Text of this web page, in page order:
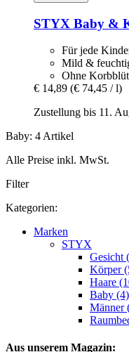
STYX Baby &
Für jede
Mild &
Ohne
€ 14,89 (€ 74,45 / l)
Zustellung bis 11.
Baby: 4 Artikel
Alle Preise inkl. MwSt.
Filter
Kategorien:
Marken
STYX
Gesicht
Körper
Haare
Baby (4)
Männer
Aus unserem Magazin: